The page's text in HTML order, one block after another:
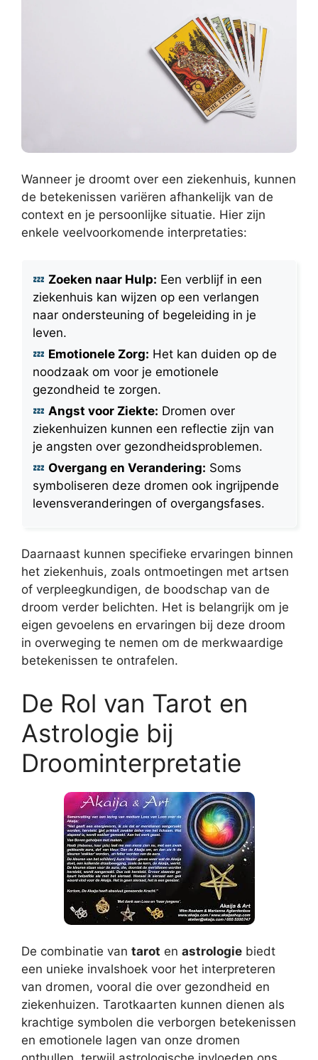
Wanneer je droomt over een ziekenhuis, kunnen
de betekenissen variëren afhankelijk van de
context en je persoonlijke situatie. Hier zijn
enkele veelvoorkomende interpretaties:
Zoeken naar Hulp: Een verblijf in een
ziekenhuis kan wijzen op een verlangen
naar ondersteuning of begeleiding in je
leven.
Emotionele Zorg: Het kan duiden op de
noodzaak om voor je emotionele
gezondheid te zorgen.
Angst voor Ziekte: Dromen over
ziekenhuizen kunnen een reflectie zijn van
je angsten over gezondheidsproblemen.
Overgang en Verandering: Soms
symboliseren deze dromen ook ingrijpende
levensveranderingen of overgangsfases.
Daarnaast kunnen specifieke ervaringen binnen
het ziekenhuis, zoals ontmoetingen met artsen
of verpleegkundigen, de boodschap van de
droom verder belichten. Het is belangrijk om je
eigen gevoelens en ervaringen bij deze droom
in overweging te nemen om de merkwaardige
betekenissen te ontrafelen.
De Rol van Tarot en
Astrologie bij
Droominterpretatie
De combinatie van tarot en astrologie biedt
een unieke invalshoek voor het interpreteren
van dromen, vooral die over gezondheid en
ziekenhuizen. Tarotkaarten kunnen dienen als
krachtige symbolen die verborgen betekenissen
en emotionele lagen van onze dromen